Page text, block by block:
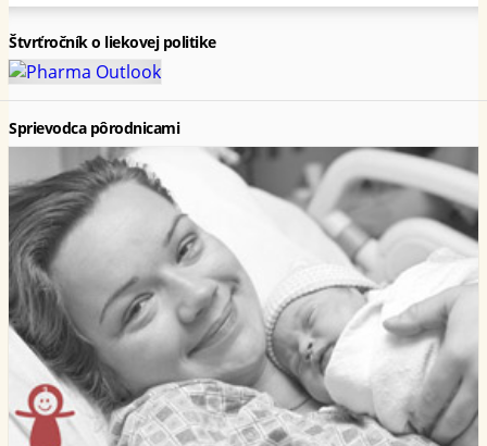
Štvrťročník o liekovej politike
Sprievodca pôrodnicami